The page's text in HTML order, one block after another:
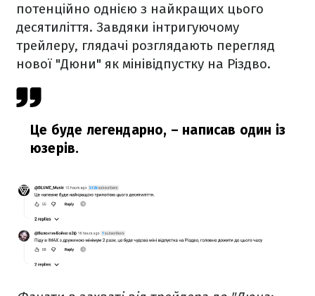
потенційно однією з найкращих цього
десятиліття. Завдяки інтригуючому
трейлеру, глядачі розглядають перегляд
нової "Дюни" як мінівідпустку на Різдво.
Це буде легендарно, – написав один із
юзерів.